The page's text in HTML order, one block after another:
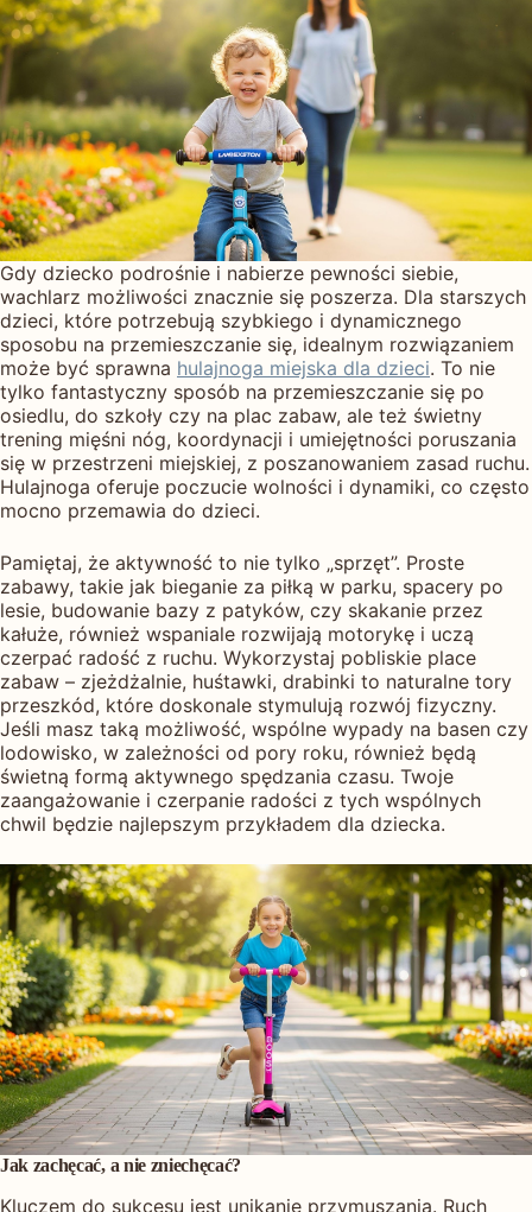
Gdy dziecko podrośnie i nabierze pewności siebie,
wachlarz możliwości znacznie się poszerza. Dla starszych
dzieci, które potrzebują szybkiego i dynamicznego
sposobu na przemieszczanie się, idealnym rozwiązaniem
może być sprawna hulajnoga miejska dla dzieci. To nie
tylko fantastyczny sposób na przemieszczanie się po
osiedlu, do szkoły czy na plac zabaw, ale też świetny
trening mięśni nóg, koordynacji i umiejętności poruszania
się w przestrzeni miejskiej, z poszanowaniem zasad ruchu.
Hulajnoga oferuje poczucie wolności i dynamiki, co często
mocno przemawia do dzieci.
Pamiętaj, że aktywność to nie tylko „sprzęt”. Proste
zabawy, takie jak bieganie za piłką w parku, spacery po
lesie, budowanie bazy z patyków, czy skakanie przez
kałuże, również wspaniale rozwijają motorykę i uczą
czerpać radość z ruchu. Wykorzystaj pobliskie place
zabaw – zjeżdżalnie, huśtawki, drabinki to naturalne tory
przeszkód, które doskonale stymulują rozwój fizyczny.
Jeśli masz taką możliwość, wspólne wypady na basen czy
lodowisko, w zależności od pory roku, również będą
świetną formą aktywnego spędzania czasu. Twoje
zaangażowanie i czerpanie radości z tych wspólnych
chwil będzie najlepszym przykładem dla dziecka.
Jak zachęcać, a nie zniechęcać?
Kluczem do sukcesu jest unikanie przymuszania. Ruch